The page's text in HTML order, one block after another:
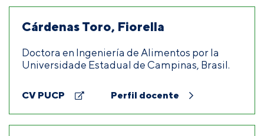
Cárdenas Toro, Fiorella
Doctora en Ingeniería de Alimentos por la
Universidade Estadual de Campinas, Brasil.
CV PUCP Perfil docente